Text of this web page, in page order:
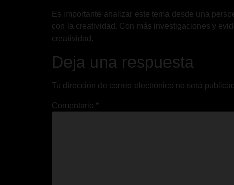
Es importante analizar este tema desde una
con la creatividad. Con más investigaciones y
creatividad.
Deja una respuesta
Tu dirección de correo electrónico no será
Comentario *